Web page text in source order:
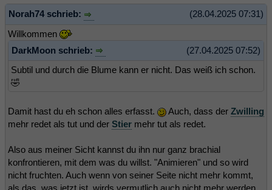
(28.04.2025 07:31)
Norah74 schrieb:
Willkommen
(27.04.2025 07:52)
DarkMoon schrieb:
Subtil und durch die Blume kann er nicht. Das weiß ich schon.
🤣
Damit hast du eh schon alles erfasst. Auch, dass der Zwilling
mehr redet als tut und der Stier mehr tut als redet.
Also aus meiner Sicht kannst du ihn nur ganz brachial
konfrontieren, mit dem was du willst. "Animieren" und so wird
nicht fruchten. Auch wenn von seiner Seite nicht mehr kommt,